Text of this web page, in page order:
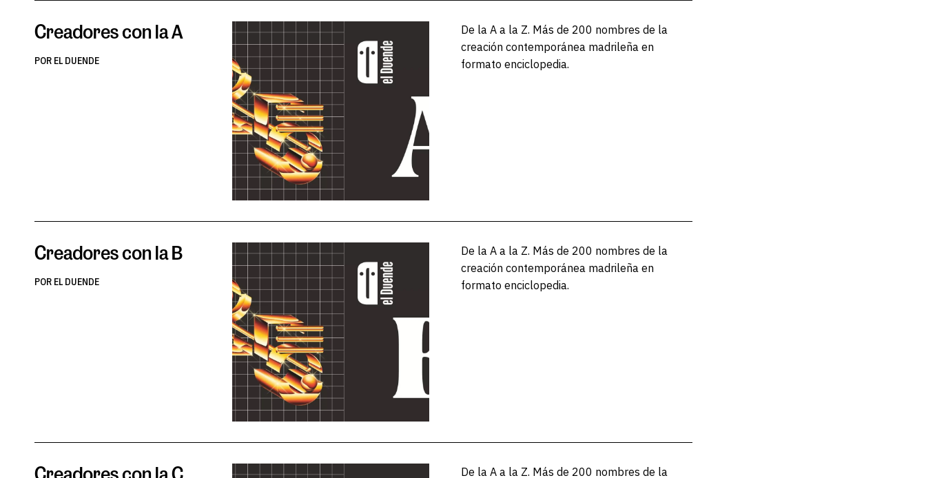
Creadores con la A
POR EL DUENDE
De la A a la Z. Más de 200 nombres de la
creación contemporánea madrileña en
formato enciclopedia.
Creadores con la B
POR EL DUENDE
De la A a la Z. Más de 200 nombres de la
creación contemporánea madrileña en
formato enciclopedia.
De la A a la Z. Más de 200 nombres de la